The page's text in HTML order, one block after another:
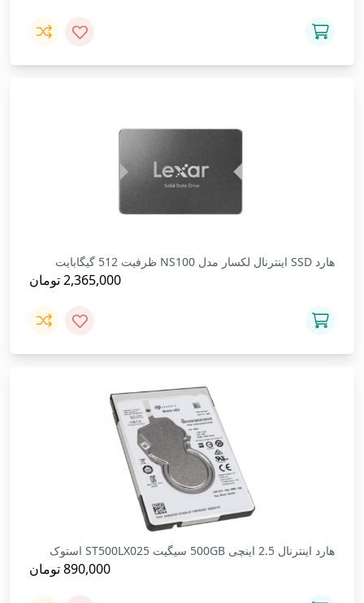
هارد SSD اینترنال لکسار مدل NS100 ظرفیت 512 گیگابایت
2,365,000تومان
هارد اینترنال 2.5 اینچی 500GB سیگیت ST500LX025 استوک
890,000تومان